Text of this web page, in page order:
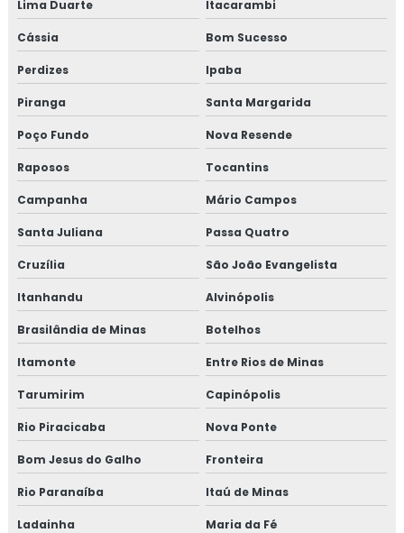
Treinamento em implantação de programa 5s
Treinamento em implementação gfsi
Treinamento em indicadores de desempenho
Treinamento em iso 14001
Treinamento em iso 17025
Treinamento em iso 9001
Treinamento em legislação de alimentos
Treinamento em manipulação de alimentos
Treinamento em mapeamento de processos e gestão de
riscos
Treinamento em microbiologia de alimento
Treinamento em microbiologia de alimentos com base
em salmonella
Treinamento em migração da norma GMP+ 2020
Lima Duarte Itacarambi
Cássia Bom Sucesso
Perdizes Ipaba
Piranga Santa Margarida
Poço Fundo Nova Resende
Raposos Tocantins
Campanha Mário Campos
Santa Juliana Passa Quatro
Cruzília São João Evangelista
Itanhandu Alvinópolis
Brasilândia de Minas Botelhos
Itamonte Entre Rios de Minas
Tarumirim Capinópolis
Rio Piracicaba Nova Ponte
Bom Jesus do Galho Fronteira
Rio Paranaíba Itaú de Minas
Ladainha Maria da Fé